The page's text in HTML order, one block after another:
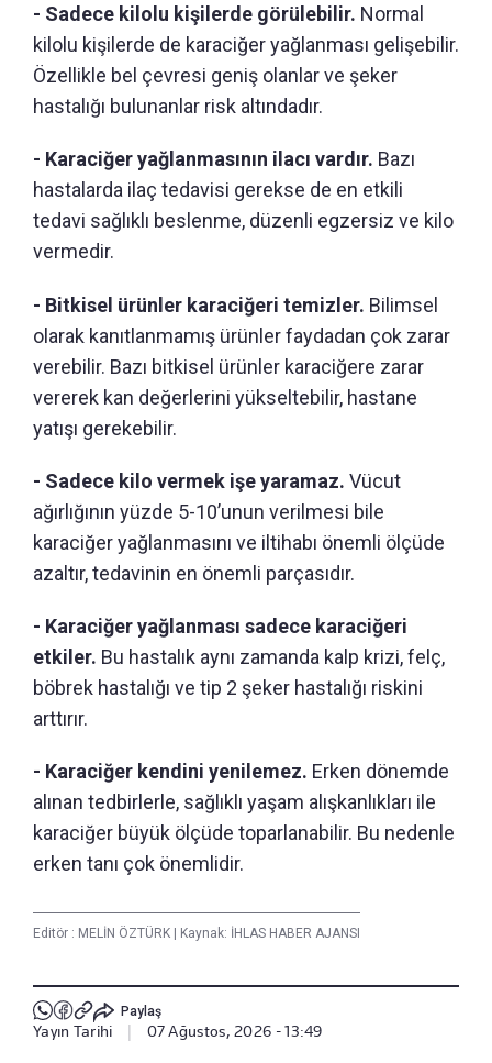
- Sadece kilolu kişilerde görülebilir. Normal
kilolu kişilerde de karaciğer yağlanması gelişebilir.
Özellikle bel çevresi geniş olanlar ve şeker
hastalığı bulunanlar risk altındadır.
- Karaciğer yağlanmasının ilacı vardır. Bazı
hastalarda ilaç tedavisi gerekse de en etkili
tedavi sağlıklı beslenme, düzenli egzersiz ve kilo
vermedir.
- Bitkisel ürünler karaciğeri temizler. Bilimsel
olarak kanıtlanmamış ürünler faydadan çok zarar
verebilir. Bazı bitkisel ürünler karaciğere zarar
vererek kan değerlerini yükseltebilir, hastane
yatışı gerekebilir.
- Sadece kilo vermek işe yaramaz. Vücut
ağırlığının yüzde 5-10’unun verilmesi bile
karaciğer yağlanmasını ve iltihabı önemli ölçüde
azaltır, tedavinin en önemli parçasıdır.
- Karaciğer yağlanması sadece karaciğeri
etkiler. Bu hastalık aynı zamanda kalp krizi, felç,
böbrek hastalığı ve tip 2 şeker hastalığı riskini
arttırır.
- Karaciğer kendini yenilemez. Erken dönemde
alınan tedbirlerle, sağlıklı yaşam alışkanlıkları ile
karaciğer büyük ölçüde toparlanabilir. Bu nedenle
erken tanı çok önemlidir.
Editör : MELİN ÖZTÜRK | Kaynak: İHLAS HABER AJANSI
Paylaş
Yayın Tarihi 07 Ağustos, 2026 - 13:49